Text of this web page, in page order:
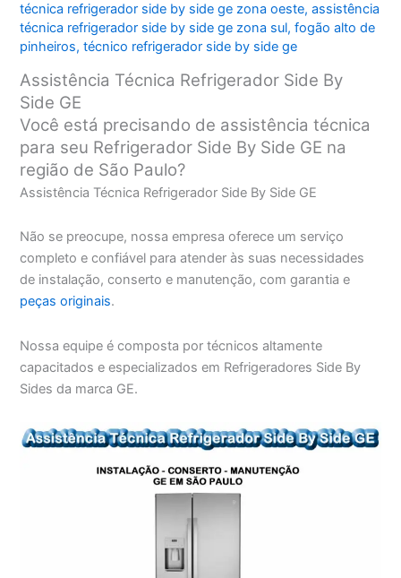
técnica refrigerador side by side ge zona oeste,assistência
técnica refrigerador side by side ge zona sul,fogão alto de
pinheiros,técnico refrigerador side by side ge
Assistência Técnica Refrigerador Side By
Side GE
Você está precisando de assistência técnica
para seu Refrigerador Side By Side GE na
região de São Paulo?
Assistência Técnica Refrigerador Side By Side GE
Não se preocupe, nossa empresa oferece um serviço
completo e confiável para atender às suas necessidades
de instalação, conserto e manutenção, com garantia e
peças originais.
Nossa equipe é composta por técnicos altamente
capacitados e especializados em Refrigeradores Side By
Sides da marca GE.